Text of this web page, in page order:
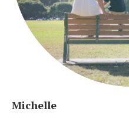
Michelle